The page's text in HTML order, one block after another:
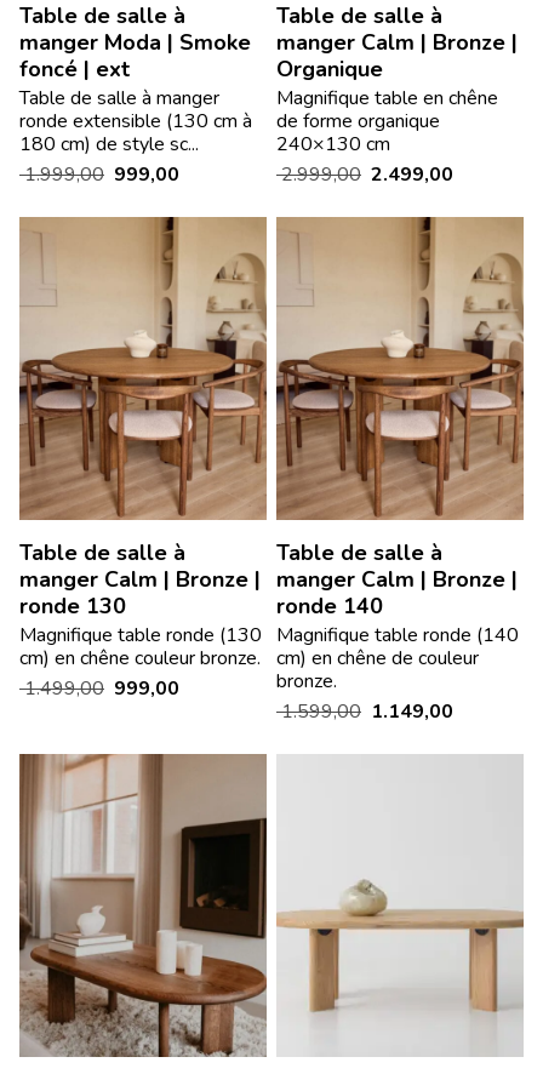
Table de salle à
manger Moda | Smoke
foncé | ext
Table de salle à manger
ronde extensible (130 cm à
180 cm) de style sc...
1.999,00 999,00
Table de salle à
manger Calm | Bronze |
Organique
Magnifique table en chêne
de forme organique
240×130 cm
2.999,00 2.499,00
Table de salle à
manger Calm | Bronze |
ronde 130
Magnifique table ronde (130
cm) en chêne couleur bronze.
1.499,00 999,00
Table de salle à
manger Calm | Bronze |
ronde 140
Magnifique table ronde (140
cm) en chêne de couleur
bronze.
1.599,00 1.149,00